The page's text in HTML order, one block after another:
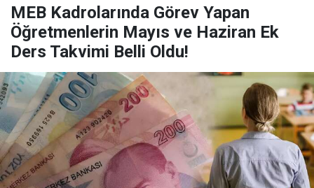
MEB Kadrolarında Görev Yapan
Öğretmenlerin Mayıs ve Haziran Ek
Ders Takvimi Belli Oldu!